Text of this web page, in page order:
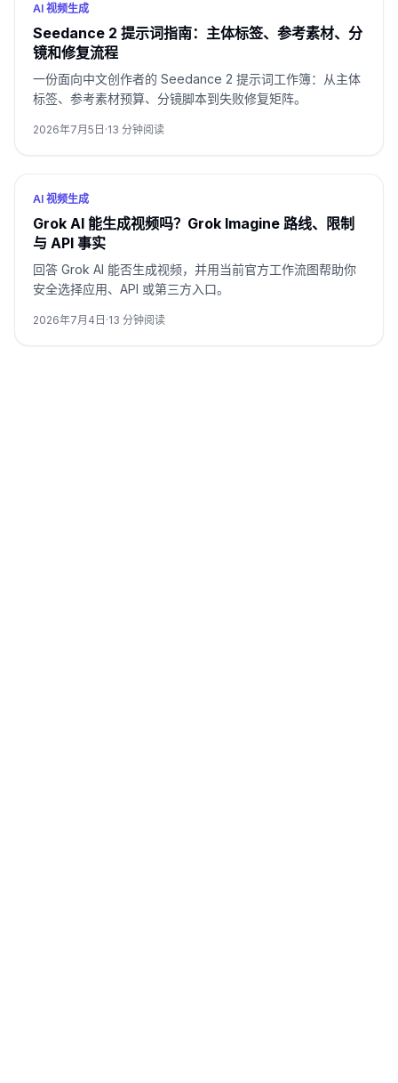
AI 视频生成
Seedance 2 提示词指南：主体标签、参考素材、分
镜和修复流程
一份面向中文创作者的 Seedance 2 提示词工作簿：从主体
标签、参考素材预算、分镜脚本到失败修复矩阵。
2026年7月5日 ·13 分钟阅读
AI 视频生成
Grok AI 能生成视频吗？Grok Imagine 路线、限制
与 API 事实
回答 Grok AI 能否生成视频，并用当前官方工作流图帮助你
安全选择应用、API 或第三方入口。
2026年7月4日 ·13 分钟阅读